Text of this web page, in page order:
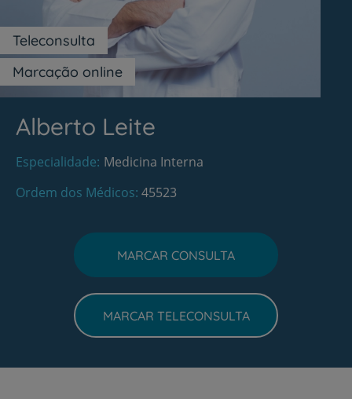
Marcação online
Teleconsulta
Alberto Leite
Especialidade Medicina Interna
Ordem dos Médicos 45523
MARCAR CONSULTA
MARCAR TELECONSULTA